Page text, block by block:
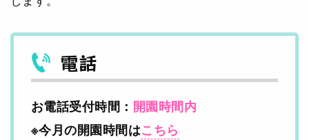
電話
お電話受付時間： 開園時間内
※今月の開園時間はこちら